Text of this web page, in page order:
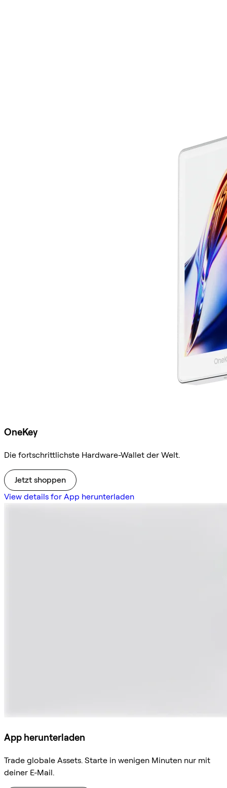
OneKey
Die fortschrittlichste Hardware-Wallet der Welt.
Jetzt shoppen
View details for App herunterladen
App herunterladen
Trade globale Assets. Starte in wenigen Minuten nur mit
deiner E-Mail.